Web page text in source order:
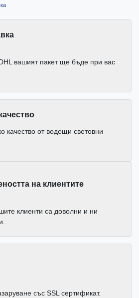
вашият пакет ще бъде при вас
качество от водещи световни
на клиентите
клиенти са доволни и ни
със SSL сертификат.